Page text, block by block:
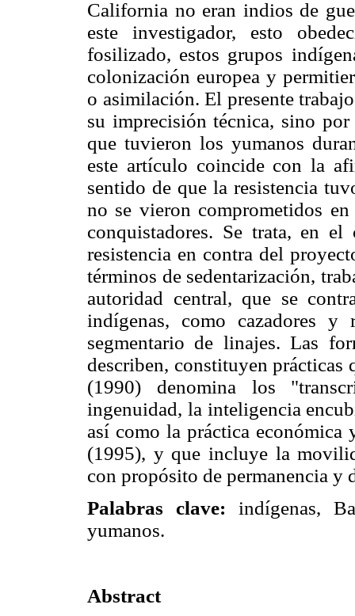
California no eran indios de
este investigador, esto
fosilizado, estos grupos
colonización europea y
o asimilación. El presente
su imprecisión técnica, sino
que tuvieron los yumanos
este artículo coincide con la
sentido de que la resistencia
no se vieron comprometidos
conquistadores. Se trata, en
resistencia en contra del
términos de sedentarización,
autoridad central, que se
indígenas, como cazadores y
segmentario de linajes. Las
describen, constituyen prácticas
(1990) denomina los
ingenuidad, la inteligencia
así como la práctica económica
(1995), y que incluye la
con propósito de permanencia y
Palabras clave: indígenas,
yumanos.
Abstract